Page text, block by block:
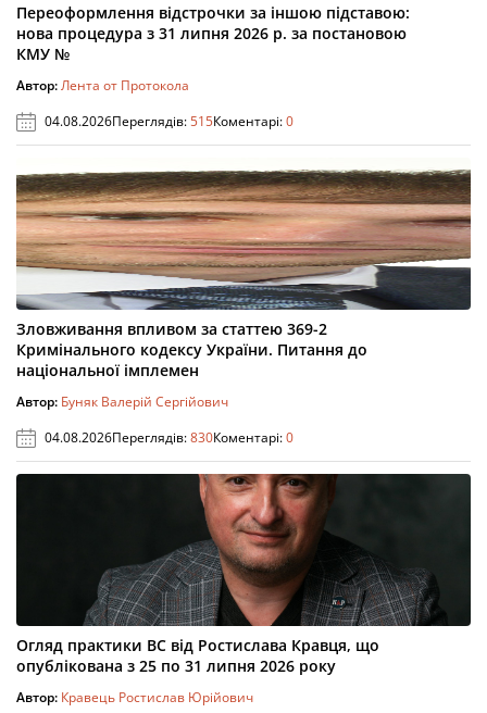
Переоформлення відстрочки за іншою підставою:
нова процедура з 31 липня 2026 р. за постановою
КМУ №
Автор:Лента от Протокола
04.08.2026Переглядів:515Коментарі:0
Зловживання впливом за статтею 369-2
Кримінального кодексу України. Питання до
національної імплемен
Автор: Буняк Валерій Сергійович
04.08.2026Переглядів:830Коментарі:0
Огляд практики ВС від Ростислава Кравця, що
опублікована з 25 по 31 липня 2026 року
Автор: Кравець Ростислав Юрійович